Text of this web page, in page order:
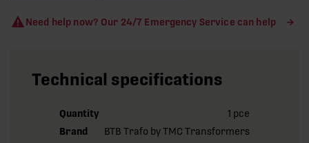
Need help now? Our 24/7 Emergency Service can help
Technical specifications
Quantity
1 pce
Brand
BTB Trafo by TMC Transformers